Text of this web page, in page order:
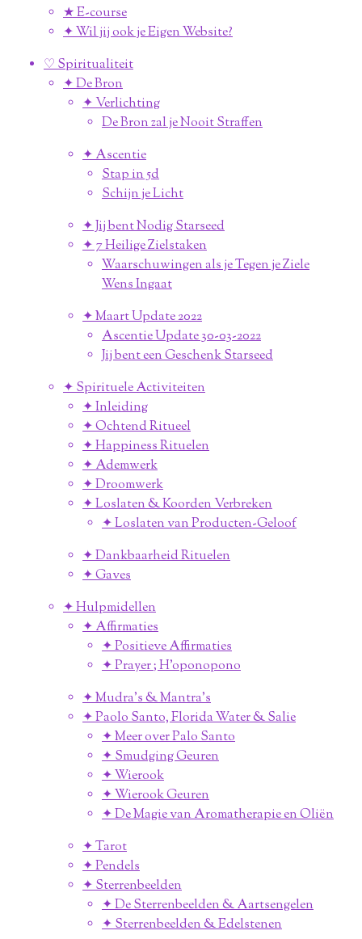
★ E-course
✦ Wil jij ook je Eigen Website?
♡ Spiritualiteit
✦ De Bron
✦ Verlichting
De Bron zal je Nooit Straffen
✦ Ascentie
Stap in 5d
Schijn je Licht
✦ Jij bent Nodig Starseed
✦ 7 Heilige Zielstaken
Waarschuwingen als je Tegen je Ziele
Wens Ingaat
✦ Maart Update 2022
Ascentie Update 30-03-2022
Jij bent een Geschenk Starseed
✦ Spirituele Activiteiten
✦ Inleiding
✦ Ochtend Ritueel
✦ Happiness Rituelen
✦ Ademwerk
✦ Droomwerk
✦ Loslaten & Koorden Verbreken
✦ Loslaten van Producten-Geloof
✦ Dankbaarheid Rituelen
✦ Gaves
✦ Hulpmidellen
✦ Affirmaties
✦ Positieve Affirmaties
✦ Prayer ; H'oponopono
✦ Mudra's & Mantra's
✦ Paolo Santo, Florida Water & Salie
✦ Meer over Palo Santo
✦ Smudging Geuren
✦ Wierook
✦ Wierook Geuren
✦ De Magie van Aromatherapie en Oliën
✦ Tarot
✦ Pendels
✦ Sterrenbeelden
✦ De Sterrenbeelden & Aartsengelen
✦ Sterrenbeelden & Edelstenen